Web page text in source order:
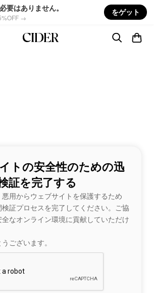
要はありません。
→
をゲット
トの安全性のための迅
証を完了する
用からウェブサイトを保護するため
証プロセスを完了してください。ご協
なオンライン環境に貢献していただけ
ございます。